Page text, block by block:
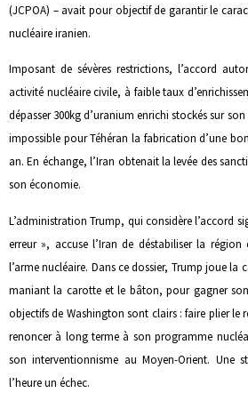
(JCPOA) – avait pour objectif de garantir le
nucléaire iranien.
Imposant de sévères restrictions, l’accord
activité nucléaire civile, à faible taux
dépasser 300kg d’uranium enrichi stockés sur
impossible pour Téhéran la fabrication d’une
an. En échange, l’Iran obtenait la levée des
son économie.
L’administration Trump, qui considère l’accord
erreur », accuse l’Iran de déstabiliser la
l’arme nucléaire. Dans ce dossier, Trump joue la
maniant la carotte et le bâton, pour gagner
objectifs de Washington sont clairs : faire plier le
renoncer à long terme à son programme
son interventionnisme au Moyen-Orient. Une
l’heure un échec.